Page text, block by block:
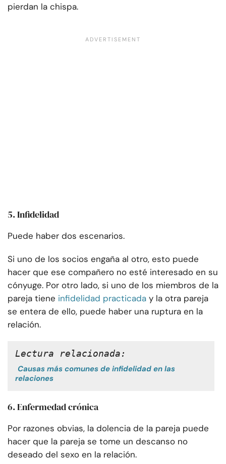
pierdan la chispa.
5. Infidelidad
Puede haber dos escenarios.
Si uno de los socios engaña al otro, esto puede
hacer que ese compañero no esté interesado en su
cónyuge. Por otro lado, si uno de los miembros de la
pareja tiene infidelidad practicada y la otra pareja
se entera de ello, puede haber una ruptura en la
relación.
Lectura relacionada:
Causas más comunes de infidelidad en las
relaciones
6. Enfermedad crónica
Por razones obvias, la dolencia de la pareja puede
hacer que la pareja se tome un descanso no
deseado del sexo en la relación.